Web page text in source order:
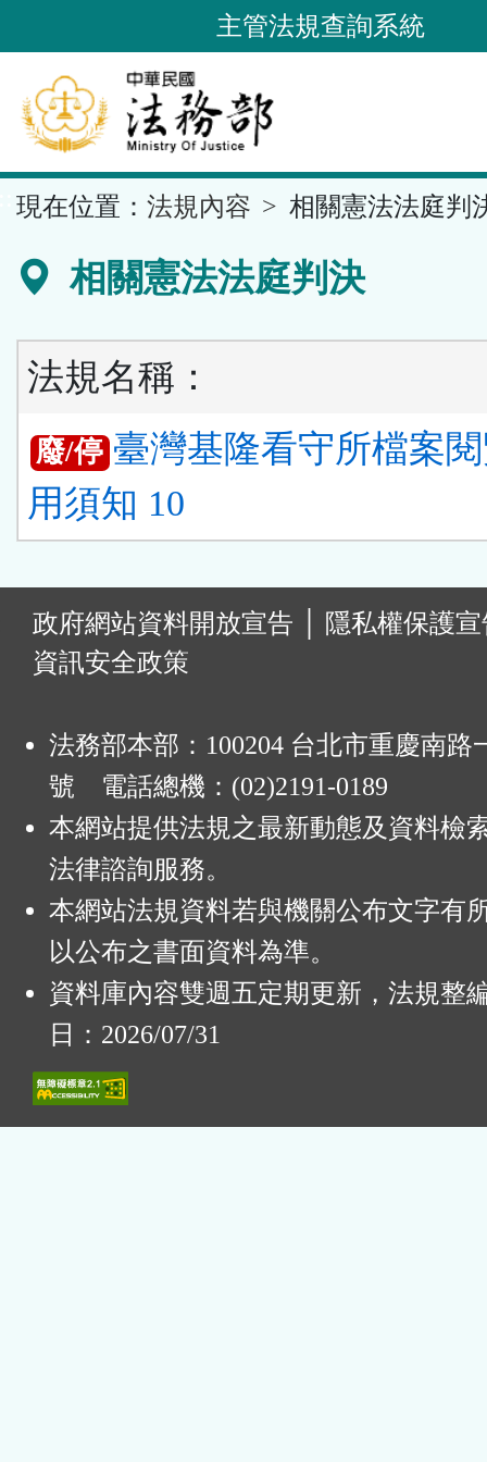
到
要
內
容
區
主管法規查詢系統
現在位置： 法規內容 相關憲法法庭判
相關憲法法庭判決
法規名稱：
廢/停 臺灣基隆看守所檔案
用須知 10
政府網站資料開放宣告
隱私權保護
資訊安全政策
法務部本部：100204 台北市重慶南路
號 電話總機：(02)2191-0189
本網站提供法規之最新動態及資料檢
法律諮詢服務。
本網站法規資料若與機關公布文字有
以公布之書面資料為準。
資料庫內容雙週五定期更新，法規整
日：2026/07/31